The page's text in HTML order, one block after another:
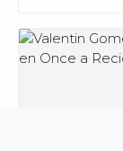
MUV